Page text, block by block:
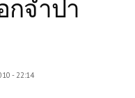
กจำปา
- 22:14